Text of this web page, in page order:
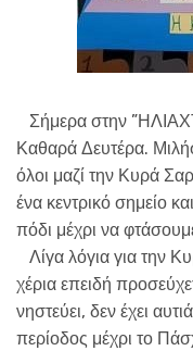
Σήμερα στην
Καθαρά Δευτέρα.
όλοι μαζί την Κυρά
ένα κεντρικό σημείο
πόδι μέχρι να
Λίγα λόγια για την
χέρια επειδή
νηστεύει, δεν έχει
περίοδος μέχρι το